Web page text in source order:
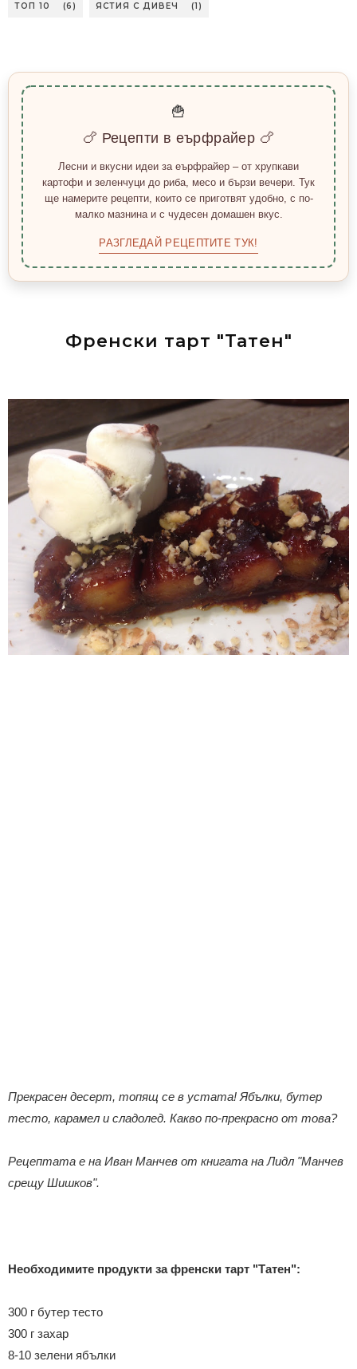
ТОП 10 (6) ЯСТИЯ С ДИВЕЧ (1)
🍟
🍗 Рецепти в еърфрайер 🍗
Лесни и вкусни идеи за еърфрайер – от хрупкави
картофи и зеленчуци до риба, месо и бързи вечери. Тук
ще намерите рецепти, които се приготвят удобно, с по-
малко мазнина и с чудесен домашен вкус.
РАЗГЛЕДАЙ РЕЦЕПТИТЕ ТУК!
Френски тарт "Татен"
Прекрасен десерт, топящ се в устата! Ябълки, бутер
тесто, карамел и сладолед. Какво по-прекрасно от това?
Рецептата е на Иван Манчев от книгата на Лидл "Манчев
срещу Шишков".
Необходимите продукти за френски тарт "Татен":
300 г бутер тесто
300 г захар
8-10 зелени ябълки